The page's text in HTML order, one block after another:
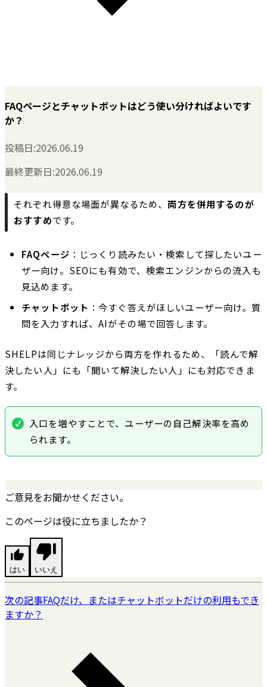
FAQページとチャットボットはどう使い分ければよいです
か？
投稿日:2026.06.19
最終更新日:2026.06.19
それぞれ得意な場面が異なるため、両方を併用するのが
おすすめです。
FAQページ ：じっくり読みたい・検索して探したいユー
ザー向け。SEOにも有効で、検索エンジンからの流入も
見込めます。
チャットボット ：今すぐ答えがほしいユーザー向け。質
問を入力すれば、AIがその場で回答します。
SHELPは同じナレッジから両方を作れるため、「読んで解
決したい人」にも「聞いて解決したい人」にも対応できま
す。
入口を増やすことで、ユーザーの自己解決率を高め
られます。
ご意見をお聞かせください。
このページは役に立ちましたか？
はい いいえ
次の記事FAQだけ、またはチャットボットだけの利用もでき
ますか？